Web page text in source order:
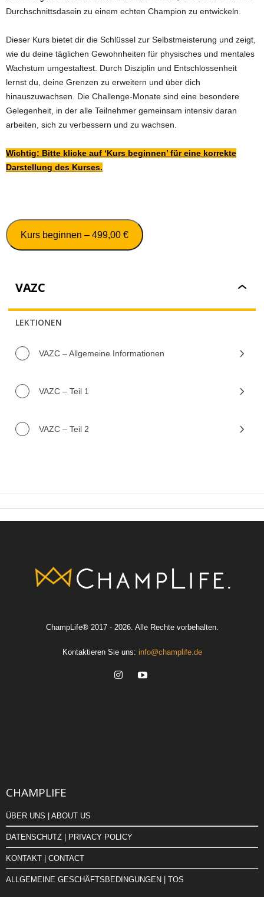
Durchschnittsdasein zu einem echten Champion zu entwickeln.
Dieser Kurs bietet dir die Schlüssel zur Selbstmeisterung und zeigt,
wie du deine täglichen Gewohnheiten für physisches und mentales
Wachstum umgestaltest. Durch Disziplin und Entschlossenheit
lernst du, deine Grenzen zu erweitern und über dich
hinauszuwachsen. Die Challenge-Monate sind eine besondere
Gelegenheit, in der alle Teilnehmer gemeinsam intensiv daran
arbeiten, sich zu verbessern und zu wachsen.
Wichtig: Bitte klicke auf ‘Kurs beginnen’ für eine korrekte
Darstellung des Kurses.
Kurs beginnen – 499,00 €
VAZC VAZC
LEKTIONEN
VAZC – Allgemeine Informationen
VAZC – Teil 1
VAZC – Teil 2
ChampLife® 2017 - 2026. Alle Rechte vorbehalten.
Kontaktieren Sie uns: info@champlife.de
CHAMPLIFE
ÜBER UNS | ABOUT US
DATENSCHUTZ | PRIVACY POLICY
KONTAKT | CONTACT
ALLGEMEINE GESCHÄFTSBEDINGUNGEN | TOS